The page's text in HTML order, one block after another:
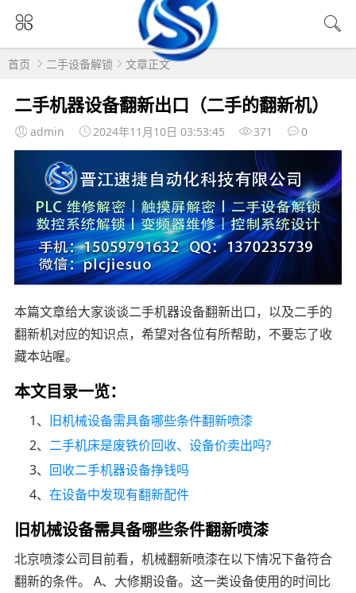
首页 二手设备解锁 文章正文
二手机器设备翻新出口（二手的翻新机）
admin 2024年11月10日 03:53:45 371 0
本篇文章给大家谈谈二手机器设备翻新出口，以及二手的
翻新机对应的知识点，希望对各位有所帮助，不要忘了收
藏本站喔。
本文目录一览：
1、 旧机械设备需具备哪些条件翻新喷漆
2、 二手机床是废铁价回收、设备价卖出吗?
3、 回收二手机器设备挣钱吗
4、在设备中发现有翻新配件
旧机械设备需具备哪些条件翻新喷漆
北京喷漆公司目前看，机械翻新喷漆在以下情况下备符合
翻新的条件。 A、大修期设备。这一类设备使用的时间比